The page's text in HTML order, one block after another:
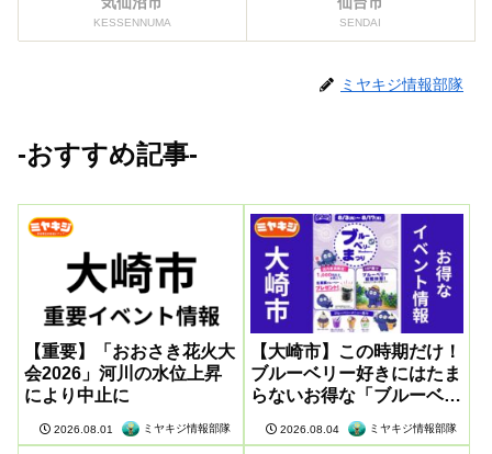
KESSENNUMA SENDAI
ミヤキジ情報部隊
-おすすめ記事-
【重要】「おおさき花火大
会2026」河川の水位上昇
により中止に
2026.08.01 ミヤキジ情報部隊
【大崎市】この時期だけ！
ブルーベリー好きにはたま
らないお得な「ブルーベリ
ー祭」が開催
2026.08.04 ミヤキジ情報部隊